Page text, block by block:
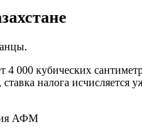
000 кубических
налога